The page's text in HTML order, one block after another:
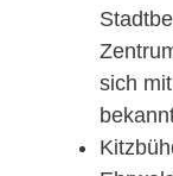
sich